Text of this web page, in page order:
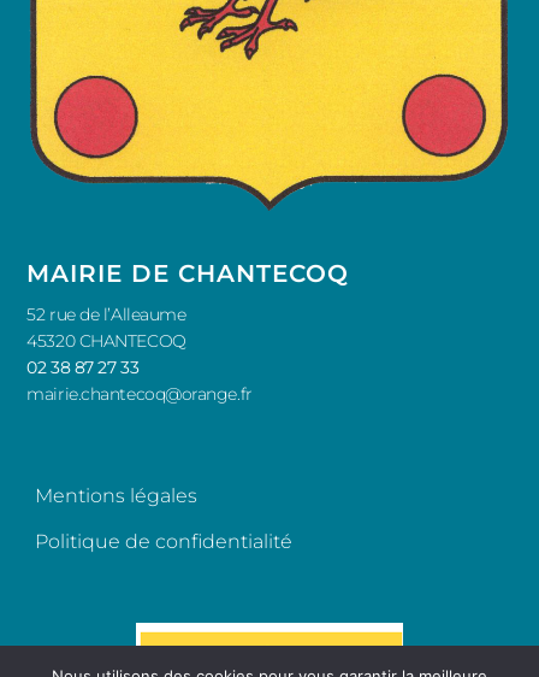
MAIRIE DE CHANTECOQ
52 rue de l’Alleaume
45320 CHANTECOQ
02 38 87 27 33
mairie.chantecoq@orange.fr
Mentions légales
Politique de confidentialité